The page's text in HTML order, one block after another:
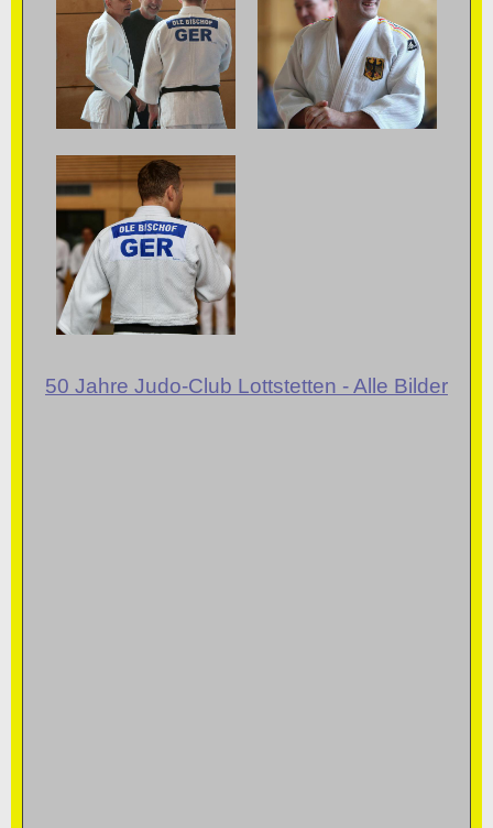
50 Jahre Judo-Club Lottstetten - Alle Bilder